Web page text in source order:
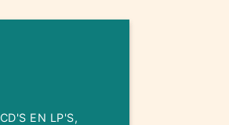
EN LP'S,